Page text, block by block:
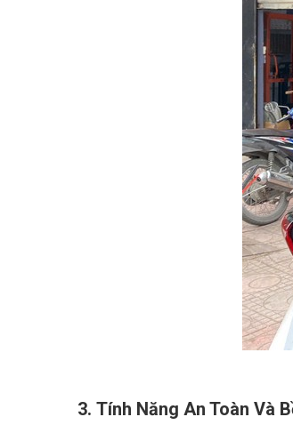
3. Tính Năng An Toàn Và